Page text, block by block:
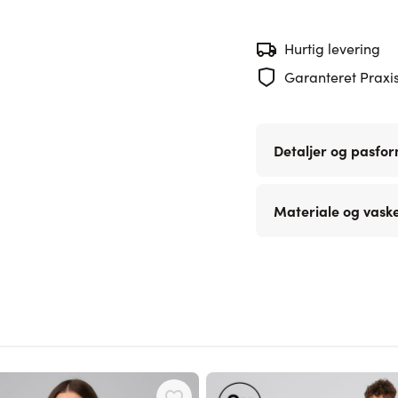
Hurtig levering
Garanteret
Detaljer og
Materiale og
the tab key. You can skip the carousel or go straight to